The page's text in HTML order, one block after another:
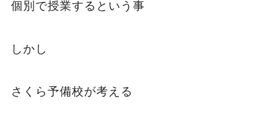
個別で授業するという事
しかし
さくら予備校が考える